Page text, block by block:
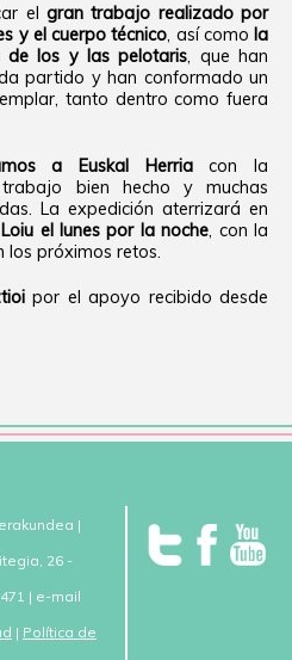
elgran trabajo realizado por
y el cuerpo técnico, así como la
de los y las pelotaris, que han
partido y han conformado un
tanto dentro como fuera
a Euskal Herriacon la
bien hecho y muchas
La expedición aterrizará en
Loiu el lunes por la noche, con la
los próximos retos.
por el apoyo recibido desde
|
26 -
| e-mail
| Política de